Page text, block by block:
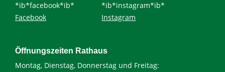
*ib*facebook*ib*
Facebook
*ib*instagram*ib*
Instagram
Öffnungszeiten Rathaus
Montag, Dienstag, Donnerstag und Freitag: